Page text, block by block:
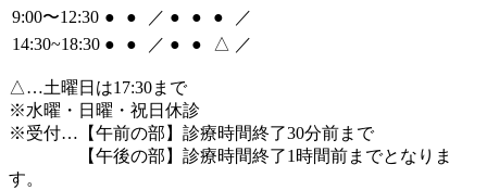
9:00〜12:30 ● ● ／ ● ● ●
／
14:30~18:30 ● ● ／ ● ● △ ／
△…土曜日は17:30まで
※水曜・日曜・祝日休診
※受付…【午前の部】診療時間終了30分前まで
【午後の部】診療時間終了1時間前までとなりま
す。